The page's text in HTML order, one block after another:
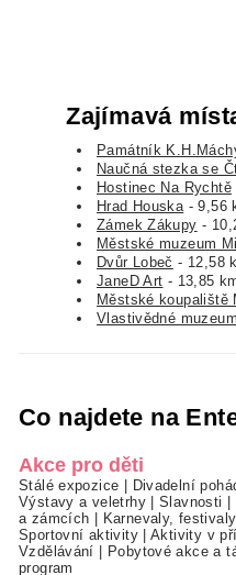
Zajímavá
Památník
Naučná stezka se
Hostinec Na Rychtě
Hrad Houska - 9,56
Zámek Zákupy -
Městské muzeum
Dvůr Lobeč - 12,58
JaneD Art - 13,85
Městské koupaliště
Vlastivědné
Co najdete na
Akce pro děti
Stálé expozice Divadelní
Výstavy a veletrhy|Slavnosti
a zámcích
Karnevaly,
Sportovní aktivity|Aktivity v
Vzdělávání
Pobytové akce a
program